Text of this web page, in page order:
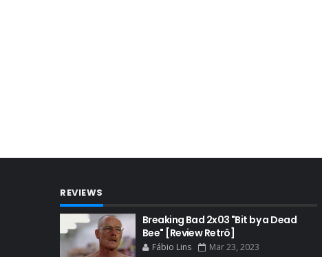
REVIEWS
Breaking Bad 2x03 "Bit by a Dead
Bee" [Review Retrô]
Fábio Lins Mar 23, 2023